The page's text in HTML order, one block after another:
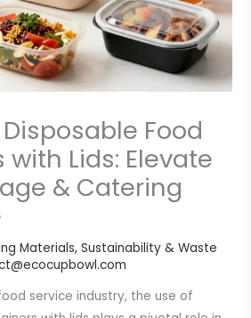
Food
Lids: Elevate
& Catering
Materials,Sustainability & Waste
service industry, the use of